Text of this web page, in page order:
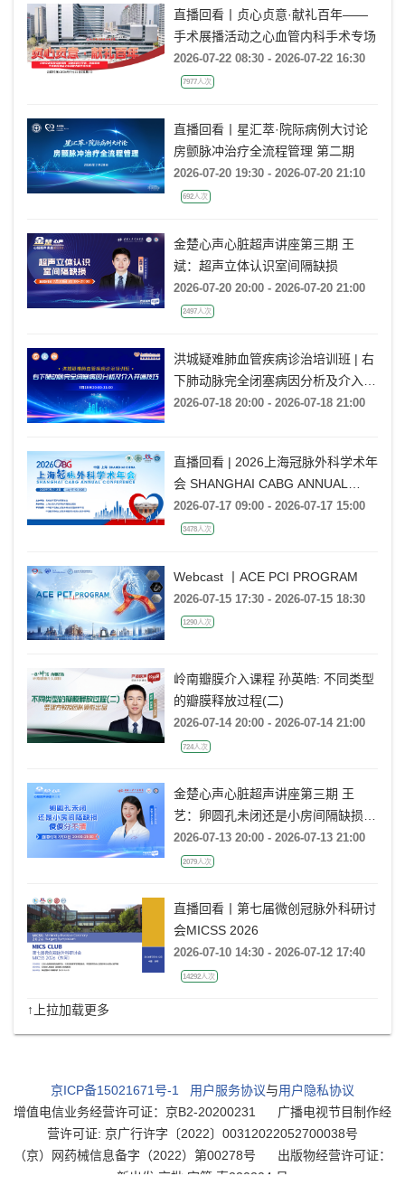
直播回看丨贞心贞意·献礼百年——
手术展播活动之心血管内科手术专场
2026-07-22 08:30 - 2026-07-22 16:30
7977人次
直播回看丨星汇萃·院际病例大讨论
房颤脉冲治疗全流程管理 第二期
2026-07-20 19:30 - 2026-07-20 21:10
692人次
金楚心声心脏超声讲座第三期 王
斌：超声立体认识室间隔缺损
2026-07-20 20:00 - 2026-07-20 21:00
2497人次
洪城疑难肺血管疾病诊治培训班 | 右
下肺动脉完全闭塞病因分析及介入开
通技巧
2026-07-18 20:00 - 2026-07-18 21:00
直播回看 | 2026上海冠脉外科学术年
会 SHANGHAI CABG ANNUAL
CONFERENCE
2026-07-17 09:00 - 2026-07-17 15:00
3478人次
Webcast 丨ACE PCI PROGRAM
2026-07-15 17:30 - 2026-07-15 18:30
1290人次
岭南瓣膜介入课程 孙英皓: 不同类型
的瓣膜释放过程(二)
2026-07-14 20:00 - 2026-07-14 21:00
724人次
金楚心声心脏超声讲座第三期 王
艺：卵圆孔未闭还是小房间隔缺损，
傻傻分不清
2026-07-13 20:00 - 2026-07-13 21:00
2079人次
直播回看丨第七届微创冠脉外科研讨
会MICSS 2026
2026-07-10 14:30 - 2026-07-12 17:40
14292人次
↑上拉加载更多
京ICP备15021671号-1 用户服务协议与用户隐私协议
增值电信业务经营许可证：京B2-20200231
广播电视节目制作经
营许可证: 京广行许字〔2022〕00312022052700038号
（京）网药械信息备字（2022）第00278号
出版物经营许可证：
新出发 京批 字第 直220204 号